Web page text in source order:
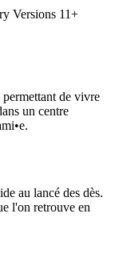
Versions 11+
permettant de vivre
un centre
au lancé des dès.
l'on retrouve en